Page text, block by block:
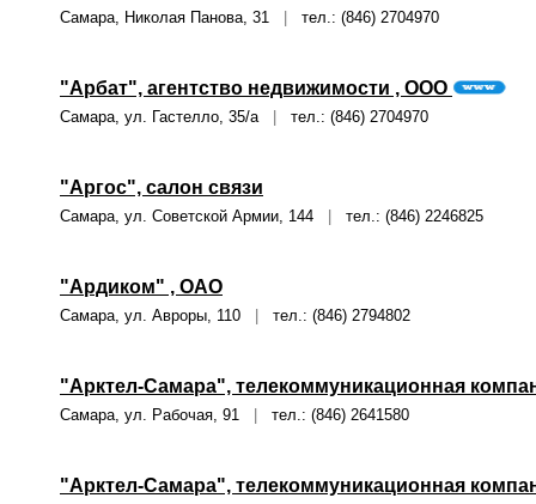
Самара, Николая Панова, 31 тел.: (846) 2704970
"Арбат", агентство недвижимости , ООО
Самара, ул. Гастелло, 35/а тел.: (846) 2704970
"Аргос", салон связи
Самара, ул. Советской Армии, 144 тел.: (846) 2246825
"Ардиком" , ОАО
Самара, ул. Авроры, 110 тел.: (846) 2794802
"Арктел-Самара", телекоммуникационная
Самара, ул. Рабочая, 91 тел.: (846) 2641580
"Арктел-Самара", телекоммуникационная